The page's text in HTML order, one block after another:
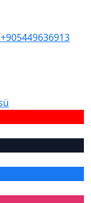
+905449636913